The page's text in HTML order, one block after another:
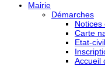
Mairie
Démarches
Notices
Carte
Etat-civil
Accueil